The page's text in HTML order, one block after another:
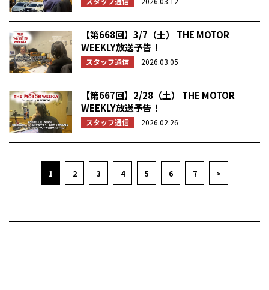
【第668回】3/7（土） THE MOTOR
WEEKLY放送予告！
スタッフ通信 2026.03.05
【第667回】2/28（土） THE MOTOR
WEEKLY放送予告！
スタッフ通信 2026.02.26
1 2 3 4 5 6 7 >